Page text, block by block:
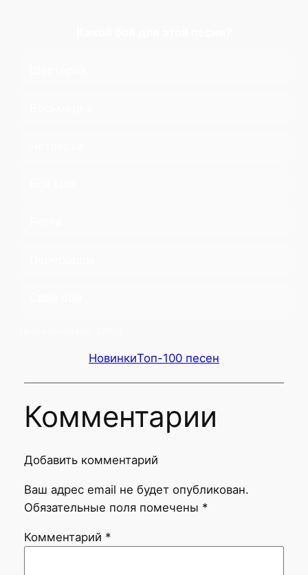
НовинкиТоп-100 песен
Комментарии
Добавить комментарий
Ваш адрес email не будет опубликован.
Обязательные поля помечены *
Комментарий *